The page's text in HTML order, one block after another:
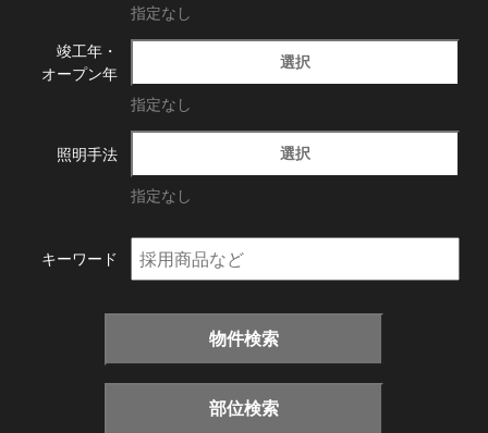
指定なし
竣工年・
オープン年
選択
指定なし
照明手法 選択
指定なし
キーワード
物件検索
部位検索